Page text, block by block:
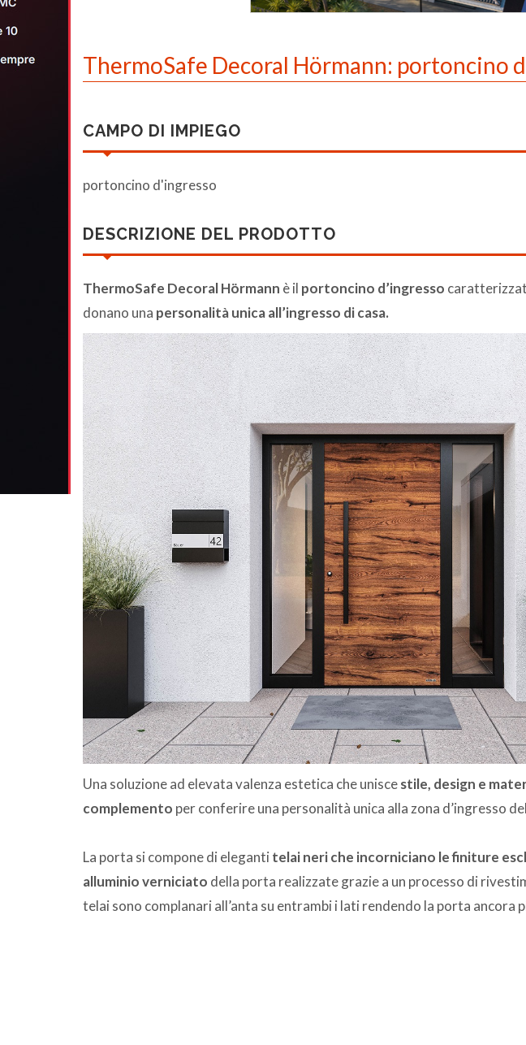
ThermoSafe Decoral Hörmann: portoncino
CAMPO DI IMPIEGO
portoncino d'ingresso
DESCRIZIONE DEL PRODOTTO
ThermoSafe Decoral Hörmann è il portoncino d’ingresso
donano una personalità unica all’ingresso di casa.
Una soluzione ad elevata valenza estetica che uniscestile, design e
complemento per conferire una personalità unica alla zona d’ingresso
La porta si compone di eleganti telai neri che incorniciano le finiture
alluminio verniciato della porta realizzate grazie a un processo di
telai sono complanari all’anta su entrambi i lati rendendo la porta ancora